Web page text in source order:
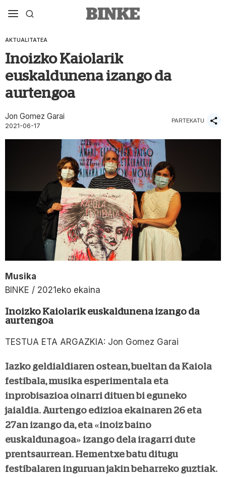
AKTUALITATEA
Inoizko Kaiolarik
euskaldunena izango da
aurtengoa
Jon Gomez Garai
2021-06-17
PARTEKATU
Musika
BINKE / 2021eko ekaina
Inoizko Kaiolarik euskaldunena izango da
aurtengoa
TESTUA ETA ARGAZKIA: Jon Gomez Garai
Iazko geldialdiaren ostean, bueltan da Kaiola
festibala, musika esperimentala eta
inprobisazioa oinarri dituen bi eguneko
jaialdia. Aurtengo edizioa ekainaren 26 eta
27an izango da, eta «inoiz baino
euskaldunagoa» izango dela iragarri dute
prentsaurrean. Hementxe batu ditugu
festibalaren inguruan jakin beharreko guztiak.